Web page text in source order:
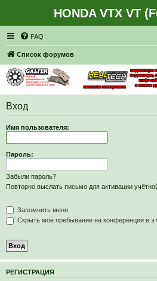
HONDA VTX VT
FAQ
Список форумов
Вход
Имя пользователя:
Пароль:
Забыли пароль?
Повторно выслать письмо для активации
Запомнить меня
Скрыть моё пребывание на конференции в
РЕГИСТРАЦИЯ